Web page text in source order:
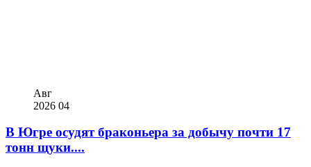
Авг
2026 04
В Югре осудят браконьера за добычу почти 17
тонн щуки....